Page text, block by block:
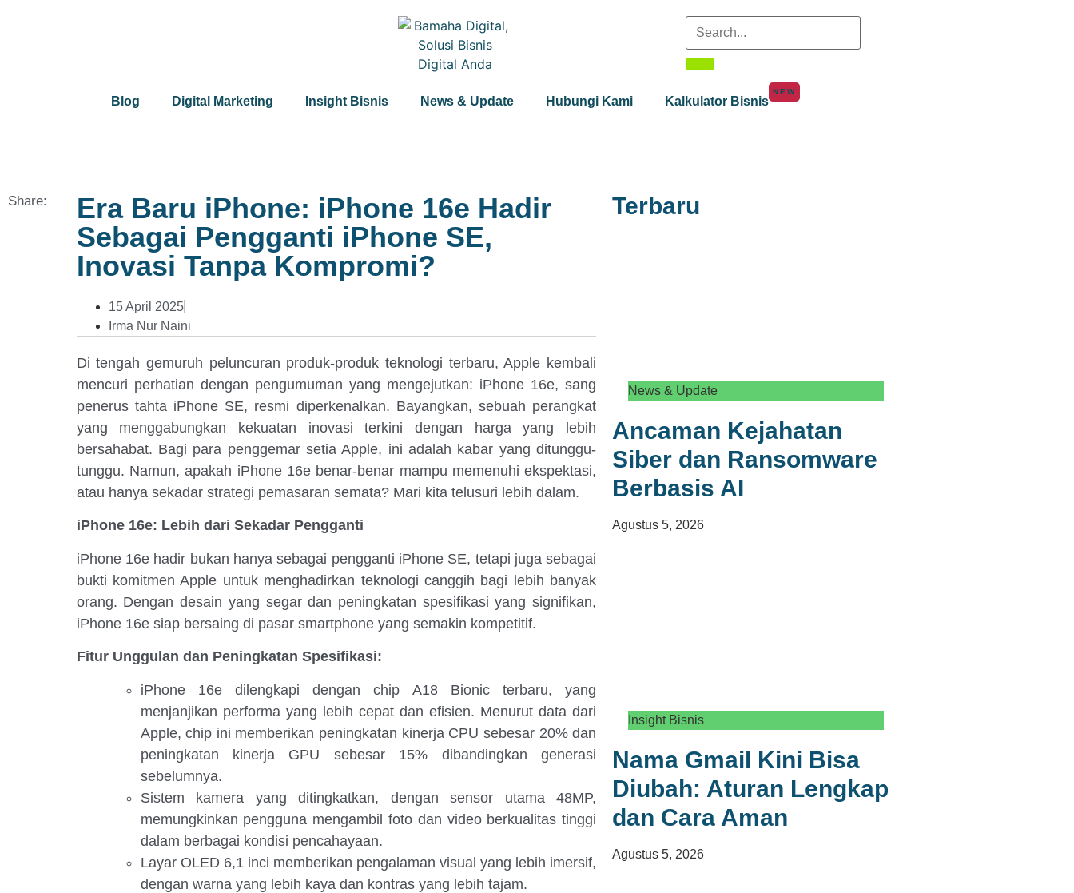
Blog Digital Marketing Insight Bisnis News & Update Hubungi Kami Kalkulator Bisnis
NEW
Share:
Era Baru iPhone: iPhone 16e Hadir
Sebagai Pengganti iPhone SE,
Inovasi Tanpa Kompromi?
15 April 2025
Irma Nur Naini
Di tengah gemuruh peluncuran produk-produk teknologi terbaru, Apple kembali
mencuri perhatian dengan pengumuman yang mengejutkan: iPhone 16e, sang
penerus tahta iPhone SE, resmi diperkenalkan. Bayangkan, sebuah perangkat
yang menggabungkan kekuatan inovasi terkini dengan harga yang lebih
bersahabat. Bagi para penggemar setia Apple, ini adalah kabar yang ditunggu-
tunggu. Namun, apakah iPhone 16e benar-benar mampu memenuhi ekspektasi,
atau hanya sekadar strategi pemasaran semata? Mari kita telusuri lebih dalam.
iPhone 16e: Lebih dari Sekadar Pengganti
iPhone 16e hadir bukan hanya sebagai pengganti iPhone SE, tetapi juga sebagai
bukti komitmen Apple untuk menghadirkan teknologi canggih bagi lebih banyak
orang. Dengan desain yang segar dan peningkatan spesifikasi yang signifikan,
iPhone 16e siap bersaing di pasar smartphone yang semakin kompetitif.
Fitur Unggulan dan Peningkatan Spesifikasi:
iPhone 16e dilengkapi dengan chip A18 Bionic terbaru, yang
menjanjikan performa yang lebih cepat dan efisien. Menurut data dari
Apple, chip ini memberikan peningkatan kinerja CPU sebesar 20% dan
peningkatan kinerja GPU sebesar 15% dibandingkan generasi
sebelumnya.
Sistem kamera yang ditingkatkan, dengan sensor utama 48MP,
memungkinkan pengguna mengambil foto dan video berkualitas tinggi
dalam berbagai kondisi pencahayaan.
Layar OLED 6,1 inci memberikan pengalaman visual yang lebih imersif,
dengan warna yang lebih kaya dan kontras yang lebih tajam.
Terbaru
News & Update
Ancaman Kejahatan
Siber dan Ransomware
Berbasis AI
Agustus 5, 2026
Insight Bisnis
Nama Gmail Kini Bisa
Diubah: Aturan Lengkap
dan Cara Aman
Agustus 5, 2026